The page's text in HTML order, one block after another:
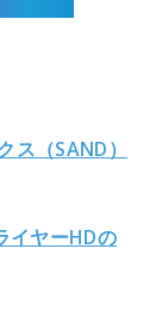
ス（SAND）
イヤーHDの